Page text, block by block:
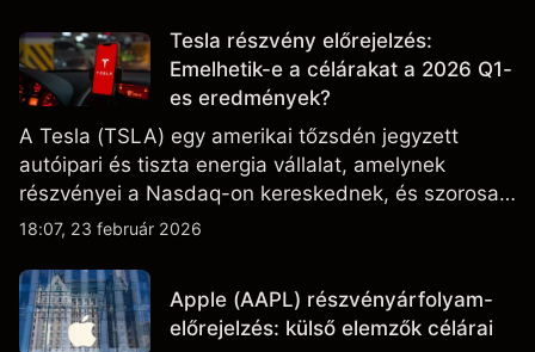
Tesla részvény előrejelzés:
Emelhetik-e a célárakat a 2026 Q1-
es eredmények?
A Tesla (TSLA) egy amerikai tőzsdén jegyzett
autóipari és tiszta energia vállalat, amelynek
részvényei a Nasdaq-on kereskednek, és szorosan
figyelik az eredményteljesítményt, a szállítási
fejleményeket.
18:07, 23 február 2026
Apple (AAPL) részvényárfolyam-
előrejelzés: külső elemzők célárai